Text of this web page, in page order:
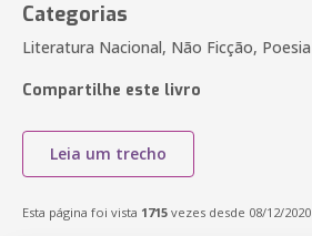
Categorias
Literatura Nacional, Não Ficção, Poesia
Compartilhe este livro
Leia um trecho
Esta página foi vista 1715 vezes desde 08/12/2020